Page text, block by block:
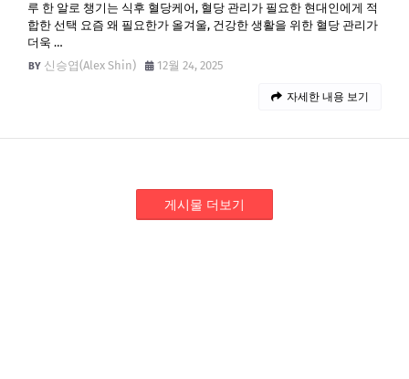
루 한 알로 챙기는 식후 혈당케어, 혈당 관리가 필요한 현대인에게 적
합한 선택 요즘 왜 필요한가 올겨울, 건강한 생활을 위한 혈당 관리가
더욱 …
신승엽(Alex Shin)
12월 24, 2025
자세한 내용 보기
게시물 더보기